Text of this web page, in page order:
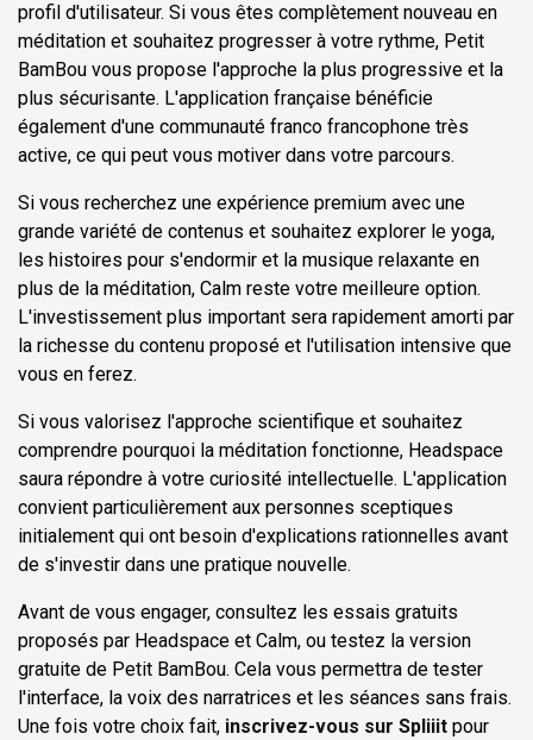
profil d'utilisateur. Si vous êtes complètement nouveau en
méditation et souhaitez progresser à votre rythme, Petit
BamBou vous propose l'approche la plus progressive et la
plus sécurisante. L'application française bénéficie
également d'une communauté franco francophone très
active, ce qui peut vous motiver dans votre parcours.
Si vous recherchez une expérience premium avec une
grande variété de contenus et souhaitez explorer le yoga,
les histoires pour s'endormir et la musique relaxante en
plus de la méditation, Calm reste votre meilleure option.
L'investissement plus important sera rapidement amorti par
la richesse du contenu proposé et l'utilisation intensive que
vous en ferez.
Si vous valorisez l'approche scientifique et souhaitez
comprendre pourquoi la méditation fonctionne, Headspace
saura répondre à votre curiosité intellectuelle. L'application
convient particulièrement aux personnes sceptiques
initialement qui ont besoin d'explications rationnelles avant
de s'investir dans une pratique nouvelle.
Avant de vous engager, consultez les essais gratuits
proposés par Headspace et Calm, ou testez la version
gratuite de Petit BamBou. Cela vous permettra de tester
l'interface, la voix des narratrices et les séances sans frais.
Une fois votre choix fait, inscrivez-vous sur Spliiit pour